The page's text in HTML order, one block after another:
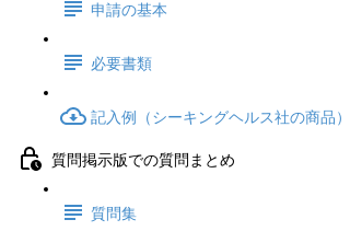
申請の基本
必要書類
記入例（シーキングヘルス社の商品）
質問掲示版での質問まとめ
質問集